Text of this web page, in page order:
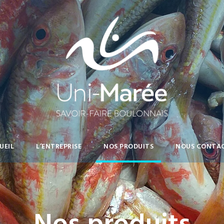
L’ENTREPRISE NOS PRODUITS NOUS